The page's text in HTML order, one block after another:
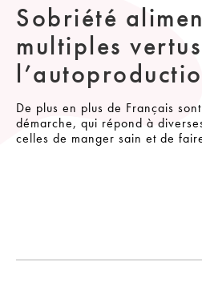
Sobriété
multiples
De plus en plus de Français
démarche, qui répond à
celles de manger sain et de